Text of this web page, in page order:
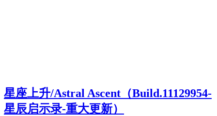
星座上升/Astral Ascent（Build.11129954-
星辰启示录-重大更新）